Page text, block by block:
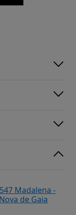
Madalena -
de Gaia